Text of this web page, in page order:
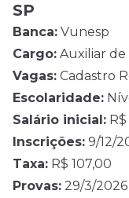
SP
Banca: Vunesp
Cargo: Auxiliar de
Vagas: Cadastro
Escolaridade:
Salário inicial:
Inscrições: 9/12/
Taxa: R$ 107,00
Provas: 29/3/2026